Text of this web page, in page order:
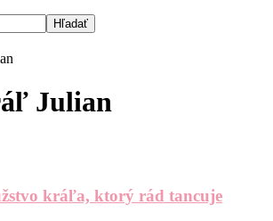
Julian
kráľa, ktorý rád tancuje